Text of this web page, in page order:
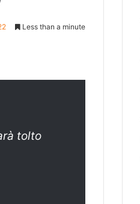
Less than a minute
tolto